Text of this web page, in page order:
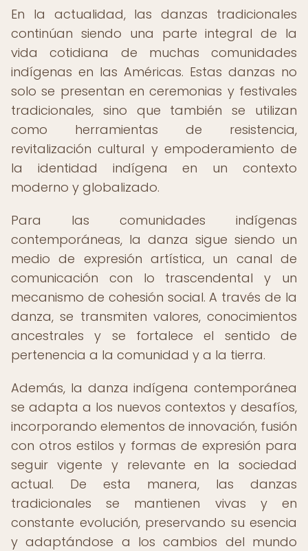
En la actualidad, las danzas tradicionales
continúan siendo una parte integral de la
vida cotidiana de muchas comunidades
indígenas en las Américas. Estas danzas no
solo se presentan en ceremonias y festivales
tradicionales, sino que también se utilizan
como herramientas de resistencia,
revitalización cultural y empoderamiento de
la identidad indígena en un contexto
moderno y globalizado.
Para las comunidades indígenas
contemporáneas, la danza sigue siendo un
medio de expresión artística, un canal de
comunicación con lo trascendental y un
mecanismo de cohesión social. A través de la
danza, se transmiten valores, conocimientos
ancestrales y se fortalece el sentido de
pertenencia a la comunidad y a la tierra.
Además, la danza indígena contemporánea
se adapta a los nuevos contextos y desafíos,
incorporando elementos de innovación, fusión
con otros estilos y formas de expresión para
seguir vigente y relevante en la sociedad
actual. De esta manera, las danzas
tradicionales se mantienen vivas y en
constante evolución, preservando su esencia
y adaptándose a los cambios del mundo